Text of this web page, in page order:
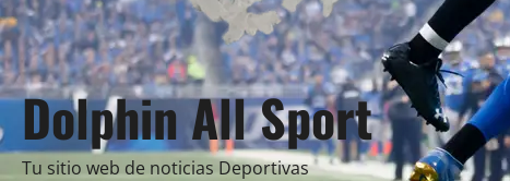
Dolphin All Sport
Tu sitio web de noticias Deportivas